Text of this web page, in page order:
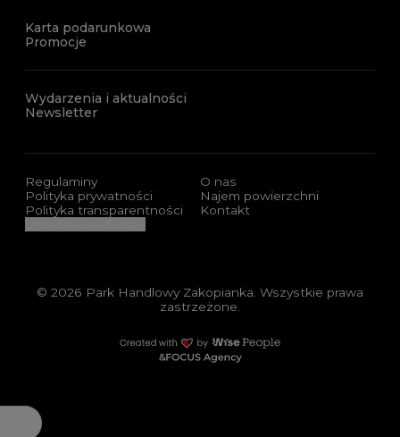
Karta podarunkowa
Promocje
Wydarzenia i aktualności
Newsletter
Regulaminy
Polityka prywatności
Polityka transparentności
O nas
Najem powierzchni
Kontakt
© 2026 Park Handlowy Zakopianka. Wszystkie prawa
zastrzeżone.